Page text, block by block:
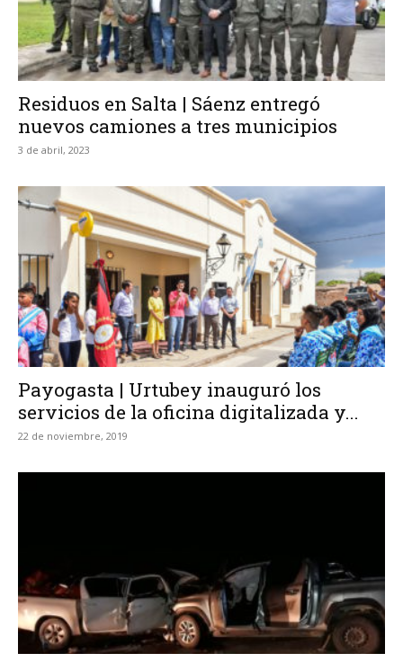
Residuos en Salta | Sáenz entregó
nuevos camiones a tres municipios
3 de abril, 2023
Payogasta | Urtubey inauguró los
servicios de la oficina digitalizada y...
22 de noviembre, 2019